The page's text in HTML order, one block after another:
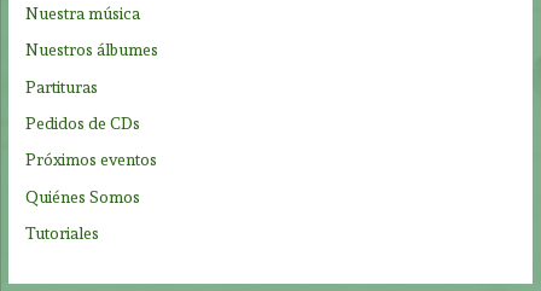
Nuestra música
Nuestros álbumes
Partituras
Pedidos de CDs
Próximos eventos
Quiénes Somos
Tutoriales